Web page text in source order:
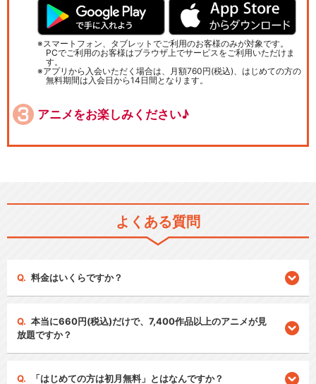
スマートフォン、タブレットでご利用のお客様のみが対象です。
PCでご利用のお客様はブラウザ上でサービスをご利用いただけま
す。
アプリから入会いただく場合は、月額760円(税込)、はじめての方の
無料期間は入会日から14日間となります。
アニメをお楽しみください♪
よくある質問
料金はいくらですか？
本当に660円(税込)だけで、7,400作品以上のアニメが見
放題ですか？
「はじめての方は初月無料」とはなんですか？